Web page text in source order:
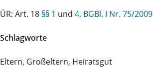
ÜR: Art. 18 §§ 1 und 4, BGBl. I Nr. 75/2009
Schlagworte
Eltern, Großeltern, Heiratsgut